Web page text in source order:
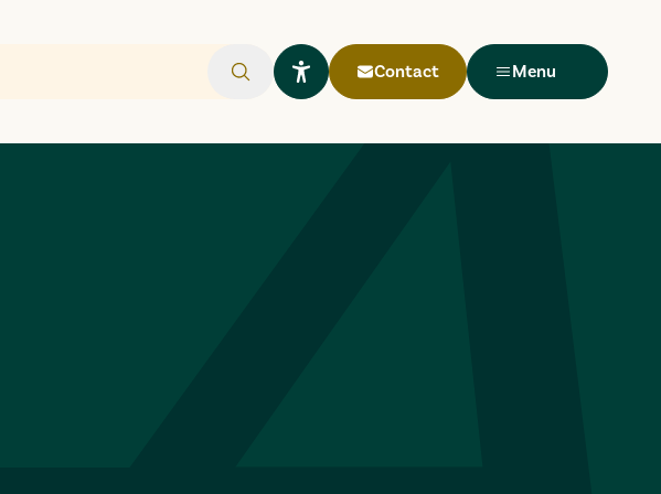
Rechercher
Ouvrir le widget Lisio
Contact Menu